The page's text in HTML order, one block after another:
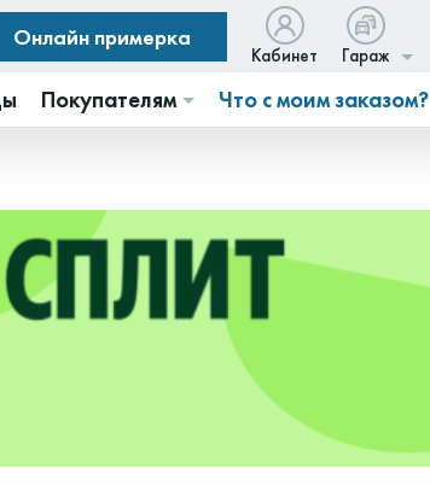
Онлайн примерка
Кабинет Гараж
Покупателям Что с моим заказом?